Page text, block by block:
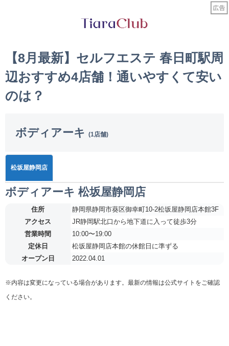
【8月最新】セルフエステ 春日町駅周
辺おすすめ4店舗！通いやすくて安い
のは？
ボディアーキ (1店舗)
松坂屋静岡店
ボディアーキ 松坂屋静岡店
住所
静岡県静岡市葵区御幸町10-2松坂屋静岡店本館3F
アクセス
JR静岡駅北口から地下道に入って徒歩3分
営業時間
10:00〜19:00
定休日
松坂屋静岡店本館の休館日に準ずる
オープン日
2022.04.01
※内容は変更になっている場合があります。最新の情報は公式サイトをご確認
ください。